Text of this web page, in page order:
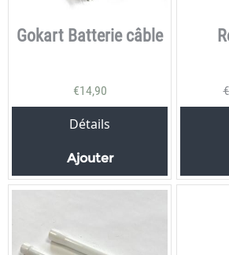
Gokart Batterie câble
€14,90
Détails
Ajouter
€